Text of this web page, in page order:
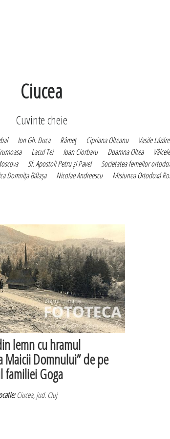
Ciucea
Cuvinte cheie
Ion Gh. Duca Râmeţ Cipriana Olteanu Vasile
Lacul Tei Ioan Ciorbaru Doamna Oltea Vâlcele
Sf. Apostoli Petru şi Pavel Societatea femeilor
Domniţa Bălaşa Nicolae Andreescu Misiunea Ortodoxă
lemn cu hramul
Maicii Domnului” de pe
familiei Goga
Ciucea, jud. Cluj